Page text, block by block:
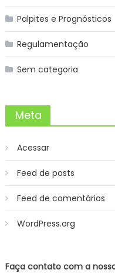
Palpites e Prognósticos
Regulamentação
Sem categoria
Meta
Acessar
Feed de posts
Feed de comentários
WordPress.org
Faça contato com a